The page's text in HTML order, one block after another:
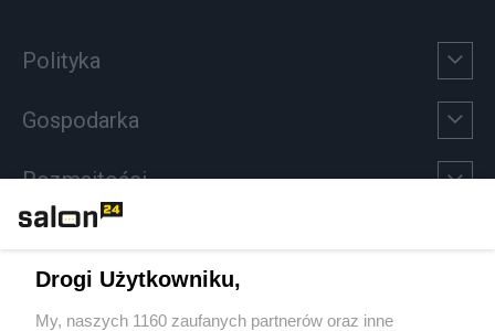
Polityka
Gospodarka
Rozmaitości
Sport
Drogi Użytkowniku,
My, naszych 1160 zaufanych partnerów oraz inne